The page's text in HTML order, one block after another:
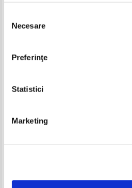
consimțământului
Necesare
Preferinţe
Statistici
Marketing
Richard Kelly - Sean Penn
Adaugă în coș